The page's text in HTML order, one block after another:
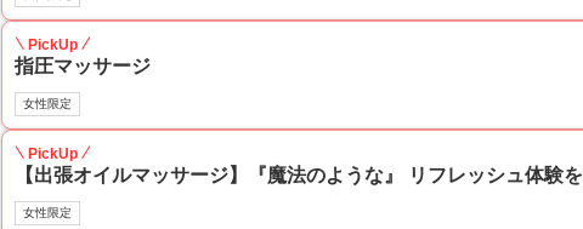
PickUp
指圧マッサージ
女性限定
PickUp
【出張オイルマッサージ】『魔法のような』 リフレッシュ体験
女性限定